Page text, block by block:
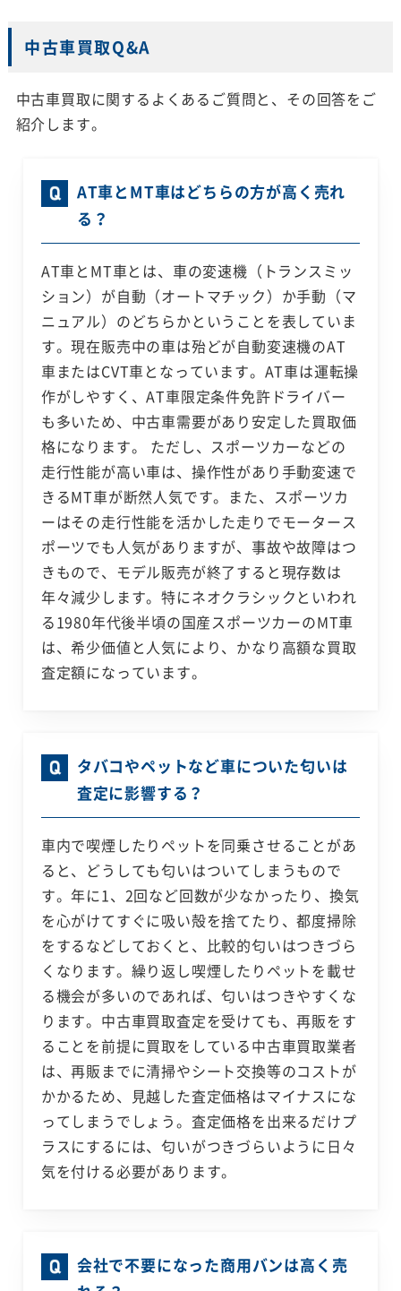
中古車買取Q&A
中古車買取に関するよくあるご質問と、その回答をご
紹介します。
AT車とMT車はどちらの方が高く売れ
る？
AT車とMT車とは、車の変速機（トランスミッ
ション）が自動（オートマチック）か手動（マ
ニュアル）のどちらかということを表していま
す。現在販売中の車は殆どが自動変速機のAT
車またはCVT車となっています。AT車は運転操
作がしやすく、AT車限定条件免許ドライバー
も多いため、中古車需要があり安定した買取価
格になります。 ただし、スポーツカーなどの
走行性能が高い車は、操作性があり手動変速で
きるMT車が断然人気です。また、スポーツカ
ーはその走行性能を活かした走りでモータース
ポーツでも人気がありますが、事故や故障はつ
きもので、モデル販売が終了すると現存数は
年々減少します。特にネオクラシックといわれ
る1980年代後半頃の国産スポーツカーのMT車
は、希少価値と人気により、かなり高額な買取
査定額になっています。
タバコやペットなど車についた匂いは
査定に影響する？
車内で喫煙したりペットを同乗させることがあ
ると、どうしても匂いはついてしまうもので
す。年に1、2回など回数が少なかったり、換気
を心がけてすぐに吸い殻を捨てたり、都度掃除
をするなどしておくと、比較的匂いはつきづら
くなります。繰り返し喫煙したりペットを載せ
る機会が多いのであれば、匂いはつきやすくな
ります。中古車買取査定を受けても、再販をす
ることを前提に買取をしている中古車買取業者
は、再販までに清掃やシート交換等のコストが
かかるため、見越した査定価格はマイナスにな
ってしまうでしょう。査定価格を出来るだけプ
ラスにするには、匂いがつきづらいように日々
気を付ける必要があります。
会社で不要になった商用バンは高く売